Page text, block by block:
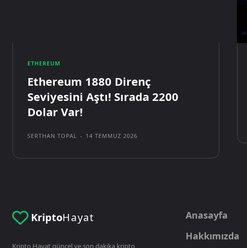
ETHEREUM
Ethereum 1880 Direnç
Seviyesini Aştı! Sırada 2200
Dolar Var!
SERTHAN TOPAL - 14 TEMMUZ 2026
KriptoHayat
Kripto Hayat güncel ve son dakika kripto
Anasayfa
Hakkımızda